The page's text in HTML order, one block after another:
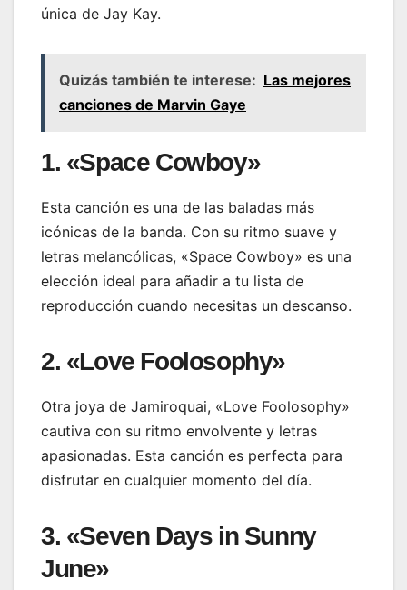
única de Jay Kay.
Quizás también te interese: Las mejores
canciones de Marvin Gaye
1. «Space Cowboy»
Esta canción es una de las baladas más
icónicas de la banda. Con su ritmo suave y
letras melancólicas, «Space Cowboy» es una
elección ideal para añadir a tu lista de
reproducción cuando necesitas un descanso.
2. «Love Foolosophy»
Otra joya de Jamiroquai, «Love Foolosophy»
cautiva con su ritmo envolvente y letras
apasionadas. Esta canción es perfecta para
disfrutar en cualquier momento del día.
3. «Seven Days in Sunny
June»